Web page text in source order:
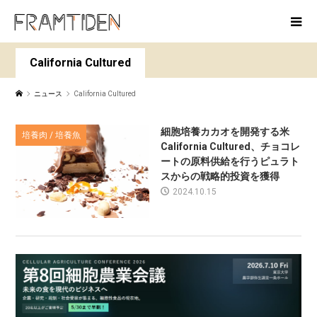
California Cultured
ニュース California Cultured
培養肉 / 培養魚
細胞培養カカオを開発する米
California Cultured、チョコレ
ートの原料供給を行うピュラト
スからの戦略的投資を獲得
2024.10.15